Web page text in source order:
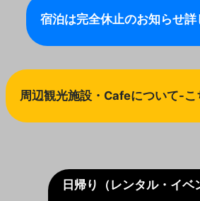
宿泊は完全休止のお知らせ詳
周辺観光施設・Cafeについて-
日帰り（レンタル・イベ